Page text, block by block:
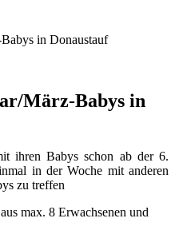
in Donaustauf
März-Babys in
ihren Babys schon ab der 6.
in der Woche mit anderen
zu treffen
max. 8 Erwachsenen und